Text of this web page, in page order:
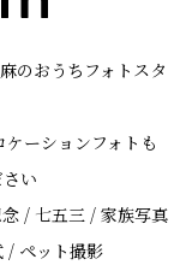
のおうちフォトスタ
ーションフォトも
い
/ 七五三 / 家族写真
/ ペット撮影